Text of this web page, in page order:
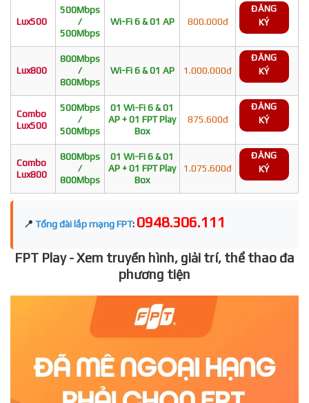
Lux500
500Mbps
/
500Mbps
Wi-Fi 6 & 01 AP 800.000đ
ĐĂNG
KÝ
Lux800
800Mbps
/
800Mbps
Wi-Fi 6 & 01 AP 1.000.000đ
ĐĂNG
KÝ
Combo
Lux500
500Mbps
/
500Mbps
01 Wi-Fi 6 & 01
AP + 01 FPT Play
Box
875.600đ
ĐĂNG
KÝ
Combo
Lux800
800Mbps
/
800Mbps
01 Wi-Fi 6 & 01
AP + 01 FPT Play
Box
1.075.600đ
ĐĂNG
KÝ
📍 Tổng đài lắp mạng FPT: 0948.306.111
FPT Play - Xem truyền hình, giải trí, thể thao đa
phương tiện